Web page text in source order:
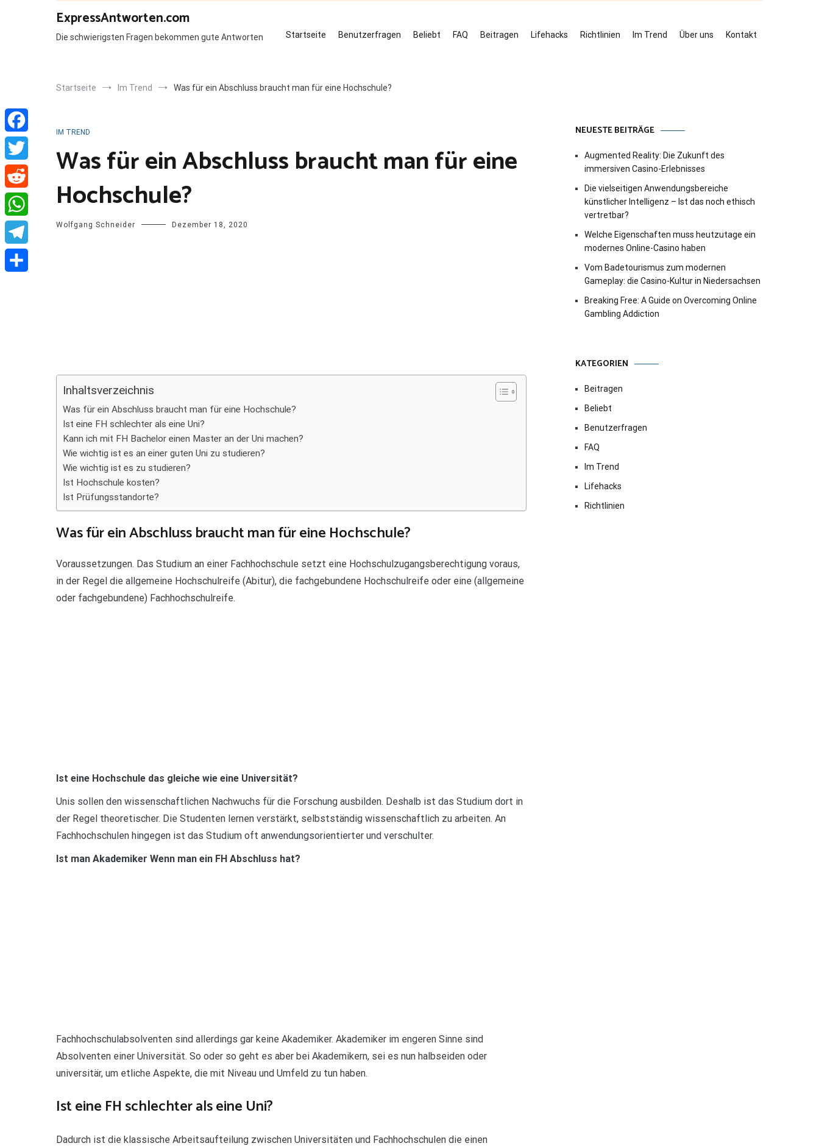
ExpressAntworten.com
Die schwierigsten Fragen bekommen gute Antworten Startseite Benutzerfragen Beliebt FAQ Beitragen Lifehacks Richtlinien Im Trend Über uns Kontakt
Startseite Im Trend Was für ein Abschluss braucht man für eine Hochschule?
IM TREND
Was für ein Abschluss braucht man für eine
Hochschule?
Wolfgang Schneider Dezember 18, 2020
Inhaltsverzeichnis
Was für ein Abschluss braucht man für eine Hochschule?
Ist eine FH schlechter als eine Uni?
Kann ich mit FH Bachelor einen Master an der Uni machen?
Wie wichtig ist es an einer guten Uni zu studieren?
Wie wichtig ist es zu studieren?
Ist Hochschule kosten?
Ist Prüfungsstandorte?
Was für ein Abschluss braucht man für eine Hochschule?
Voraussetzungen. Das Studium an einer Fachhochschule setzt eine Hochschulzugangsberechtigung voraus,
in der Regel die allgemeine Hochschulreife (Abitur), die fachgebundene Hochschulreife oder eine (allgemeine
oder fachgebundene) Fachhochschulreife.
Ist eine Hochschule das gleiche wie eine Universität?
Unis sollen den wissenschaftlichen Nachwuchs für die Forschung ausbilden. Deshalb ist das Studium dort in
der Regel theoretischer. Die Studenten lernen verstärkt, selbstständig wissenschaftlich zu arbeiten. An
Fachhochschulen hingegen ist das Studium oft anwendungsorientierter und verschulter.
Ist man Akademiker Wenn man ein FH Abschluss hat?
Fachhochschulabsolventen sind allerdings gar keine Akademiker. Akademiker im engeren Sinne sind
Absolventen einer Universität. So oder so geht es aber bei Akademikern, sei es nun halbseiden oder
universitär, um etliche Aspekte, die mit Niveau und Umfeld zu tun haben.
Ist eine FH schlechter als eine Uni?
Dadurch ist die klassische Arbeitsaufteilung zwischen Universitäten und Fachhochschulen die einen
NEUESTE BEITRÄGE
Augmented Reality: Die Zukunft des
immersiven Casino-Erlebnisses
Die vielseitigen Anwendungsbereiche
künstlicher Intelligenz – Ist das noch ethisch
vertretbar?
Welche Eigenschaften muss heutzutage ein
modernes Online-Casino haben
Vom Badetourismus zum modernen
Gameplay: die Casino-Kultur in Niedersachsen
Breaking Free: A Guide on Overcoming Online
Gambling Addiction
KATEGORIEN
Beitragen
Beliebt
Benutzerfragen
FAQ
Im Trend
Lifehacks
Richtlinien
Facebook
Twitter
Reddit
WhatsApp
Telegram